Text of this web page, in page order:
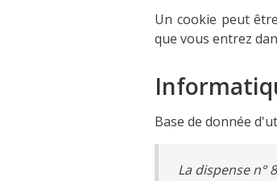
Un cookie peut
que vous entrez
Base de donnée
La dispense n°